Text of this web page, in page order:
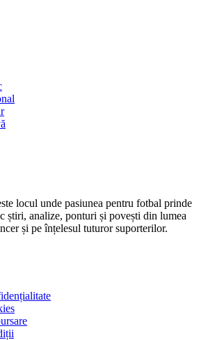
locul unde pasiunea pentru fotbal prinde
știri, analize, ponturi și povești din lumea
și pe înțelesul tuturor suporterilor.